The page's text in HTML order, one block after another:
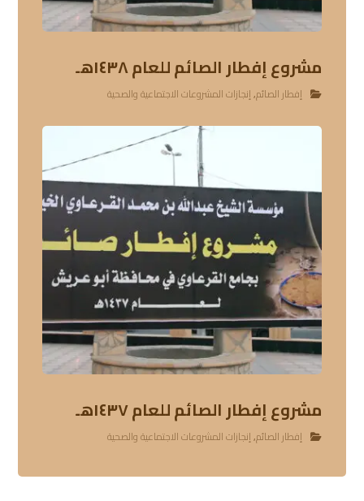
مشروع إفطار الصائم للعام ١٤٣٨هـ
إفطار الصائم,إنجازات المشروعات الاجتماعية والصحية
مشروع إفطار الصائم للعام ١٤٣٧هـ
إفطار الصائم,إنجازات المشروعات الاجتماعية والصحية